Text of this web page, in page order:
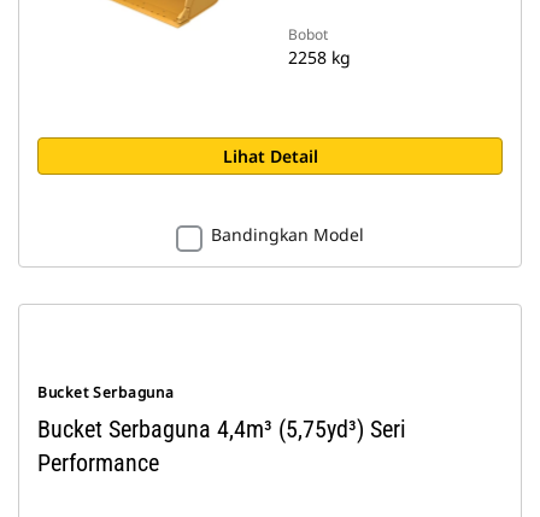
Bobot
2258 kg
Lihat Detail
Bandingkan Model
Bucket Serbaguna
Bucket Serbaguna 4,4m³ (5,75yd³) Seri
Performance